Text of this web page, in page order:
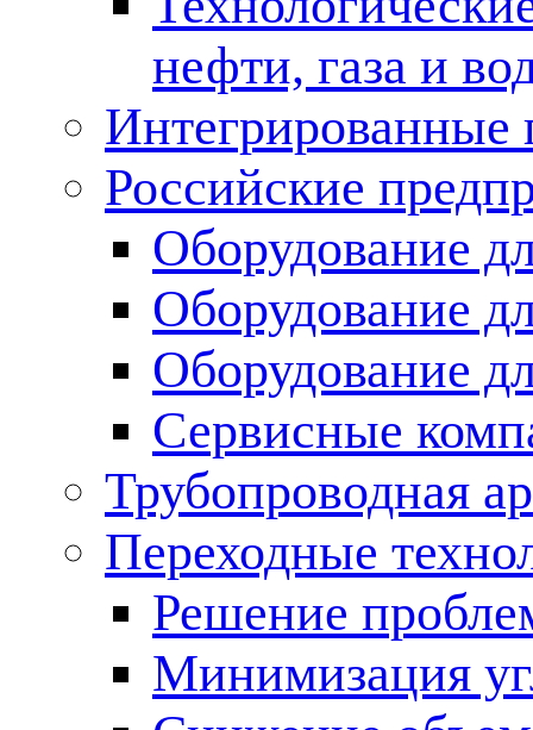
нефти, газа и
Российские
Оборудование
Оборудование
Оборудование
Сервисные
Трубопроводная
Переходные
Решение
Минимизация